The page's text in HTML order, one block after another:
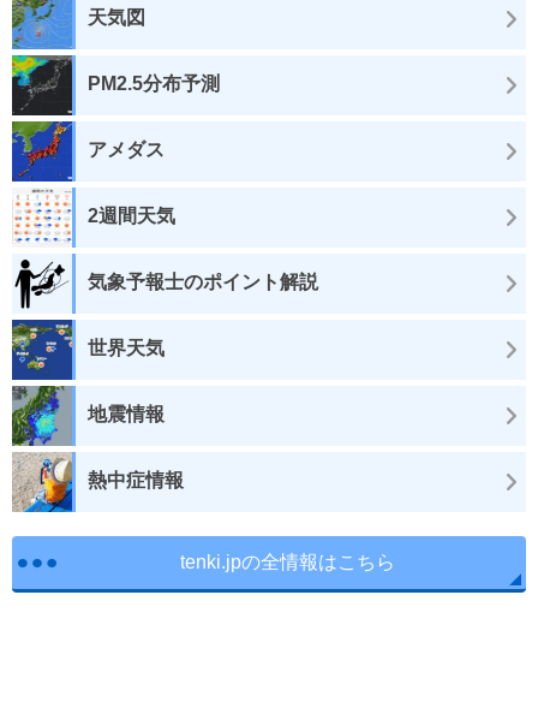
天気図
PM2.5分布予測
アメダス
2週間天気
気象予報士のポイント解説
世界天気
地震情報
熱中症情報
tenki.jpの全情報はこちら